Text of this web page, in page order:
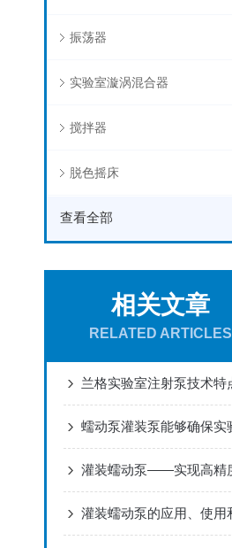
振荡器
实验室漩涡混合器
搅拌器
脱色摇床
查看全部
相关文章
RELATED ARTICLES